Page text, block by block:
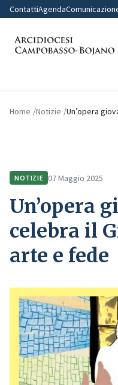
ContattiAgenda
Home Notizie Un’opera
NOTIZIE 07 Maggio 2025
Un’opera
celebra il
arte e fede